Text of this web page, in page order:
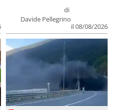
di
Davide Pellegrino
il 08/08/2026